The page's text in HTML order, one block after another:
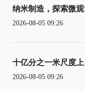
纳米制造，探索微
2026-08-05 09:26
十亿分之一米尺度
2026-08-05 09:26